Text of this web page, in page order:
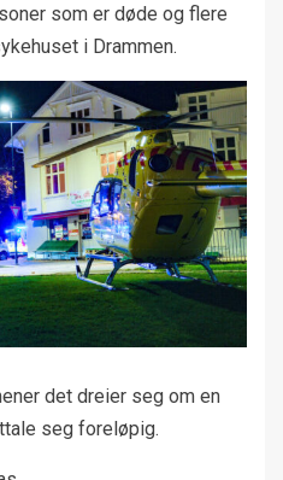
som er døde og flere
i Drammen.
det dreier seg om en
seg foreløpig.